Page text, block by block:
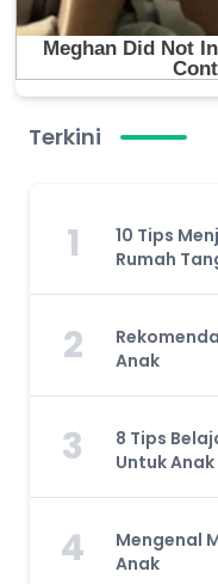
Terkini
1
10 Tips
Rumah
2
Anak
3
8 Tips
Untuk Anak
4
Mengenal
Anak